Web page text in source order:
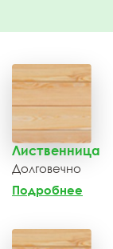
Лиственница
Долговечно
Подробнее